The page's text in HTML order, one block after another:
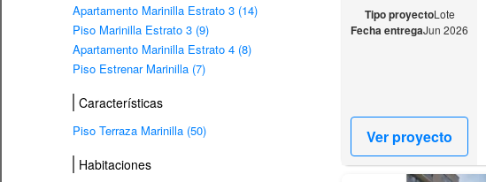
Apartamento Marinilla Estrato 3 (14)
Piso Marinilla Estrato 3 (9)
Apartamento Marinilla Estrato 4 (8)
Piso Estrenar Marinilla (7)
Características
Piso Terraza Marinilla (50)
Habitaciones
Tipo proyectoLote
Fecha entregaJun 2026
Ver proyecto